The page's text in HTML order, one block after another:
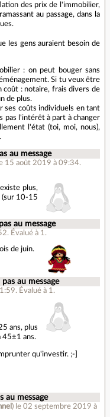
des prix de l'immobilier,
au passage, dans la
les gens auraient besoin de
: on peut bouger sans
Si tu veux être
coût : notaire, frais divers de
de plus.
ses coûts individuels en tant
pas l'intérêt à part à changer
l'état (toi, moi, nous),
au message
15 août 2019 à 09:34.
plus,
(sur 10-15
au message
. Évalué à 1 .
de juin.
au message
. Évalué à 1 .
ans, plus
45±1 ans.
qu'investir. ;-]
au message
) le 02 septembre 2019 à